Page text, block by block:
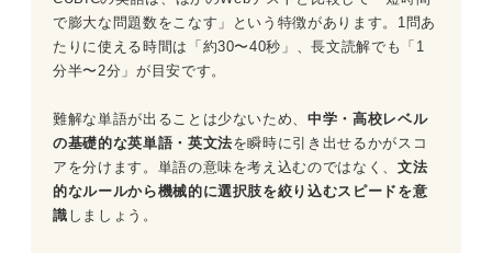
で膨大な問題数をこなす」という特徴があります。1問あ
たりに使える時間は「約30〜40秒」、長文読解でも「1
分半〜2分」が目安です。
難解な単語が出ることは少ないため、中学・高校レベル
の基礎的な英単語・英文法を瞬時に引き出せるかがスコ
アを分けます。単語の意味を考え込むのではなく、 文法
的なルールから機械的に選択肢を絞り込むスピードを意
識 しましょう。
問題14（難易度：★★★★★）
問題15（難易度：★★★★★）
CUBIC適性検査「英語」を対策する際のポイント